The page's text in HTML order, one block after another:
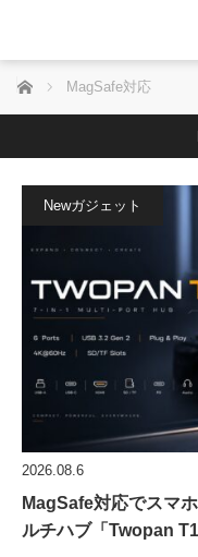
ホーム MagSafe対応
Newガジェット
2026.08.6
MagSafe対応でスマ
ルチハブ「Twopan